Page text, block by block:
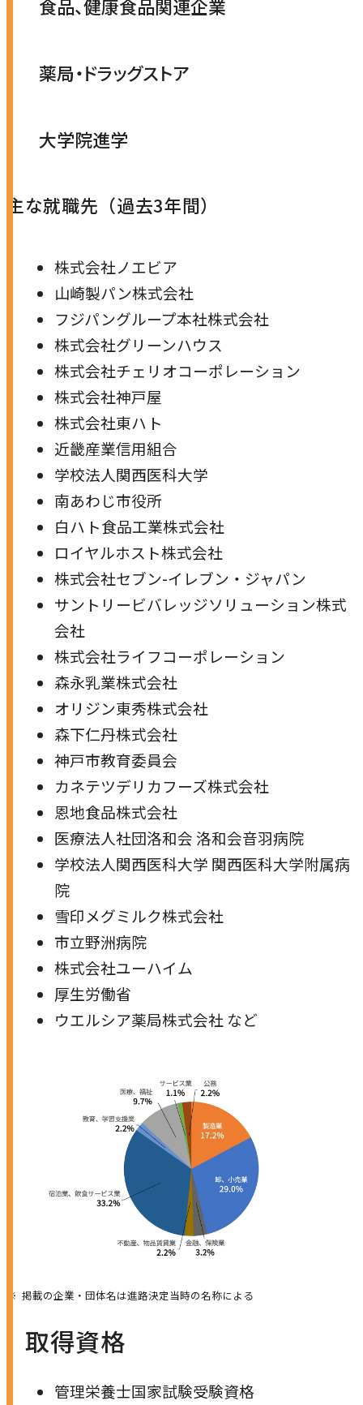
食品、健康食品関連企業
薬局・ドラッグストア
大学院進学
主な就職先（過去3年間）
株式会社ノエビア
山崎製パン株式会社
フジパングループ本社株式会社
株式会社グリーンハウス
株式会社チェリオコーポレーション
株式会社神戸屋
株式会社東ハト
近畿産業信用組合
学校法人関西医科大学
南あわじ市役所
白ハト食品工業株式会社
ロイヤルホスト株式会社
株式会社セブン-イレブン・ジャパン
サントリービバレッジソリューション株式
会社
株式会社ライフコーポレーション
森永乳業株式会社
オリジン東秀株式会社
森下仁丹株式会社
神戸市教育委員会
カネテツデリカフーズ株式会社
恩地食品株式会社
医療法人社団洛和会 洛和会音羽病院
学校法人関西医科大学 関西医科大学附属病
院
雪印メグミルク株式会社
市立野洲病院
株式会社ユーハイム
厚生労働省
ウエルシア薬局株式会社 など
掲載の企業・団体名は進路決定当時の名称による
取得資格
管理栄養士国家試験受験資格